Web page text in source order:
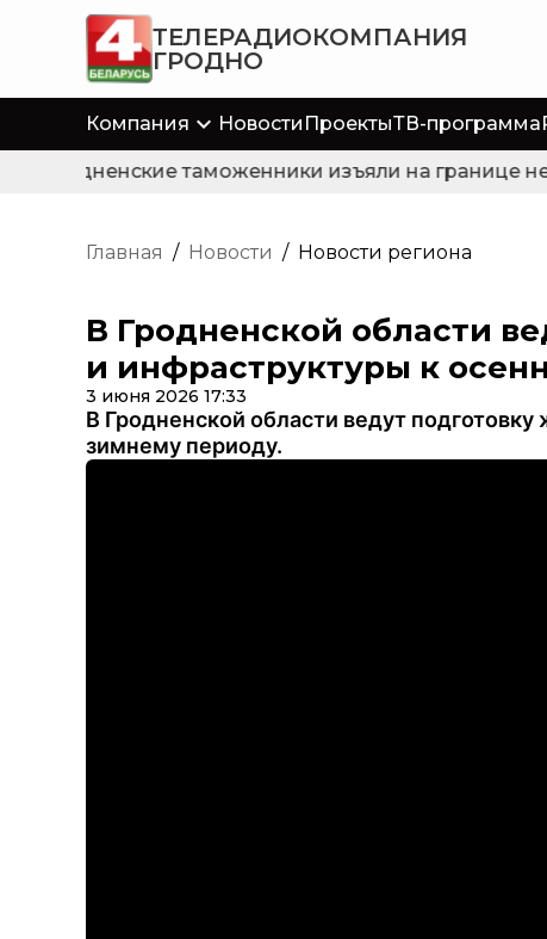
ТЕЛЕРАДИОКОМПАНИЯ
ГРОДНО
Компания Новости ПроектыТВ-программа
Гродненские таможенники изъяли на границе
Главная / Новости / Новости региона
В Гродненской области
и инфраструктуры к
3 июня 2026 17:33
В Гродненской области ведут
зимнему периоду.